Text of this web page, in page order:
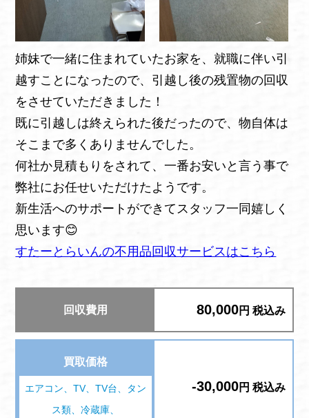
姉妹で一緒に住まれていたお家を、就職に伴い引
越すことになったので、引越し後の残置物の回収
をさせていただきました！
既に引越しは終えられた後だったので、物自体は
そこまで多くありませんでした。
何社か見積もりをされて、一番お安いと言う事で
弊社にお任せいただけたようです。
新生活へのサポートができてスタッフ一同嬉しく
思います😊
すたーとらいんの不用品回収サービスはこちら
回収費用 80,000円 税込み
買取価格
エアコン、TV、TV台、タン
ス類、冷蔵庫、
-30,000円 税込み